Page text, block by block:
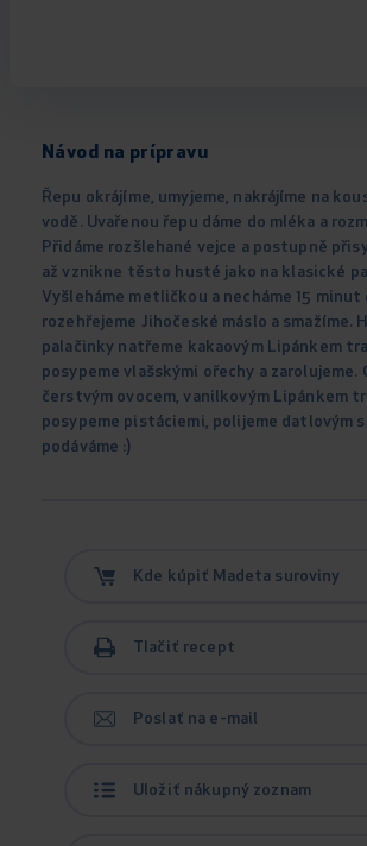
Návod na prípravu
Řepu okrájíme, umyjeme, nakrájíme na
vodě. Uvařenou řepu dáme do mléka a
Přidáme rozšlehané vejce a postupně
až vznikne těsto husté jako na klasické
Vyšleháme metličkou a necháme 15
rozehřejeme Jihočeské máslo a smažíme.
palačinky natřeme kakaovým Lipánkem
posypeme vlašskými ořechy a zarolujeme.
čerstvým ovocem, vanilkovým Lipánkem
posypeme pistáciemi, polijeme datlovým
podáváme :)
Kde kúpiť Madeta suroviny
Tlačiť recept
Poslať na e-mail
Uložiť nákupný zoznam